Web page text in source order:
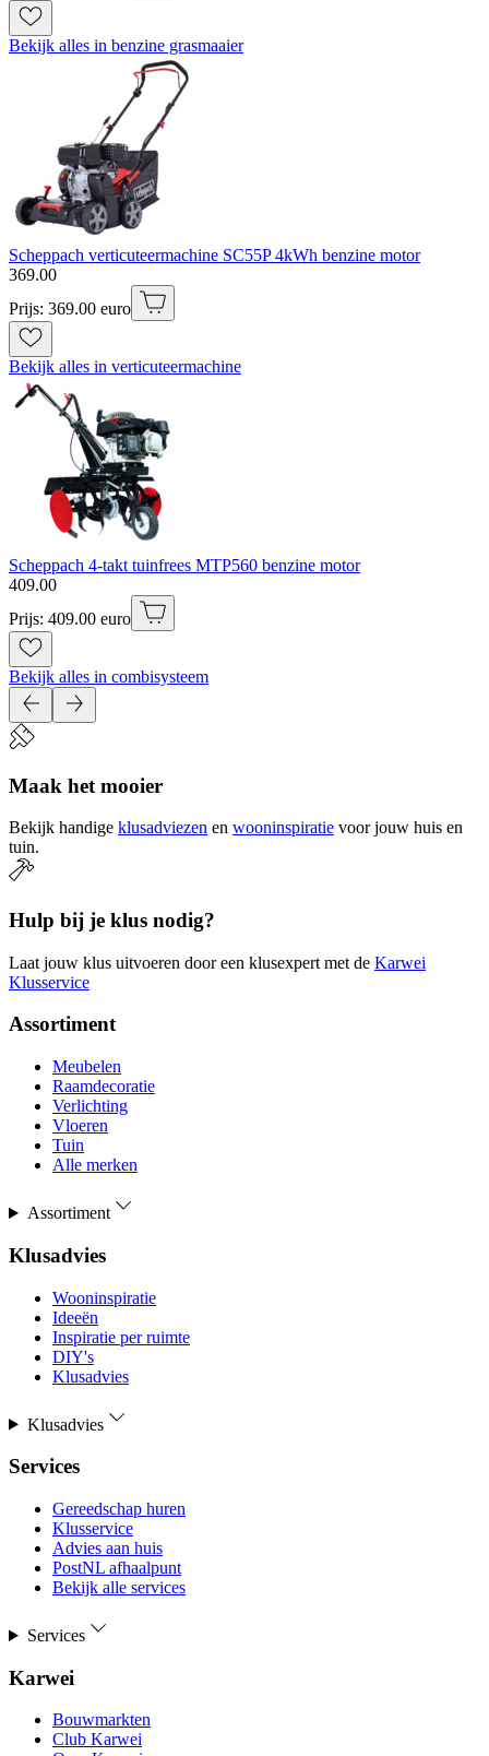
Bekijk alles in benzine grasmaaier
Scheppach verticuteermachine SC55P 4kWh benzine motor
369.00
Prijs: 369.00 euro
Bekijk alles in verticuteermachine
Scheppach 4-takt tuinfrees MTP560 benzine motor
409.00
Prijs: 409.00 euro
Bekijk alles in combisysteem
Maak het mooier
Bekijk handige klusadviezen en wooninspiratie voor jouw huis en
tuin.
Hulp bij je klus nodig?
Laat jouw klus uitvoeren door een klusexpert met de Karwei
Klusservice
Assortiment
Meubelen
Raamdecoratie
Verlichting
Vloeren
Tuin
Alle merken
Assortiment
Klusadvies
Wooninspiratie
Ideeën
Inspiratie per ruimte
DIY's
Klusadvies
Klusadvies
Services
Gereedschap huren
Klusservice
Advies aan huis
PostNL afhaalpunt
Bekijk alle services
Services
Karwei
Bouwmarkten
Club Karwei